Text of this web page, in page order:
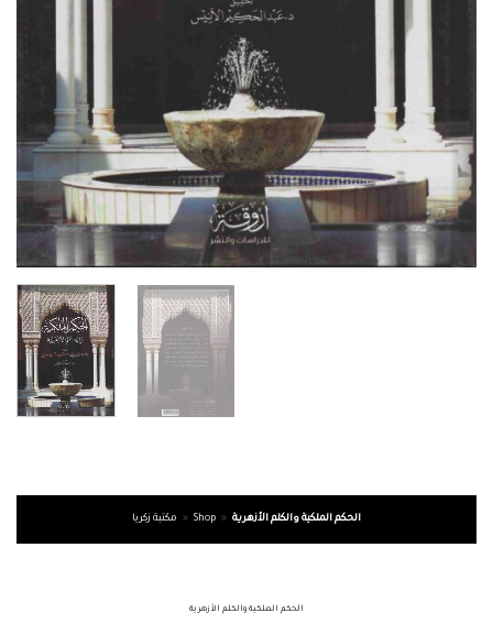
مكتبة زكريا » Shop » الحكم الملكية والكلم الأزهرية
الحكم الملكية والكلم الأزهرية